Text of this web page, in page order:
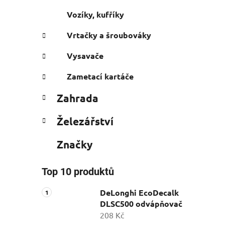
Vozíky, kufříky
Vrtačky a šroubováky
Vysavače
Zametací kartáče
Zahrada
Železářství
Značky
Top 10 produktů
DeLonghi EcoDecalk
DLSC500 odvápňovač
208 Kč